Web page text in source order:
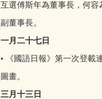
互選傅斯年為董事長，何容
副董事長。
一月二十七日
• 《國語日報》第一次登載
圖畫。
三月十三日